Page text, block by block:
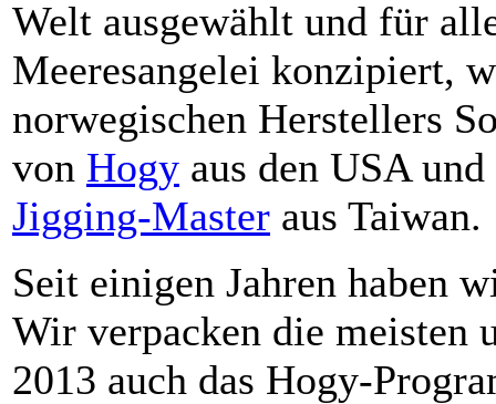
Welt ausgewählt und für
Meeresangelei konzipiert,
norwegischen Herstellers
von Hogy aus den USA
Jigging-Master aus Taiwan.
Seit einigen Jahren haben
Wir verpacken die meisten
2013 auch das Hogy-